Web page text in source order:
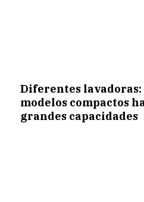
Diferentes lavadoras:
modelos compactos
grandes capacidades